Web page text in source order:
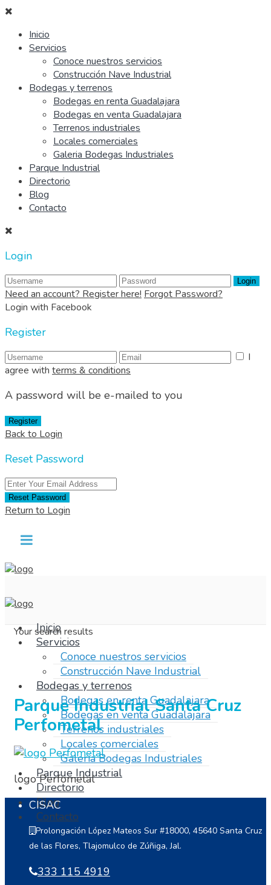
Inicio
Servicios
Conoce nuestros servicios
Construcción Nave Industrial
Bodegas y terrenos
Bodegas en renta Guadalajara
Bodegas en venta Guadalajara
Terrenos industriales
Locales comerciales
Galeria Bodegas Industriales
Parque Industrial
Directorio
Blog
Contacto
Login
Login
Need an account? Register here! Forgot Password?
Login with Facebook
Register
I
agree with terms & conditions
A password will be e-mailed to you
Register
Back to Login
Reset Password
Reset Password
Return to Login
Inicio
Servicios
Conoce nuestros servicios
Construcción Nave Industrial
Bodegas y terrenos
Bodegas en renta Guadalajara
Bodegas en venta Guadalajara
Terrenos industriales
Locales comerciales
Galeria Bodegas Industriales
Parque Industrial
Directorio
Blog
Contacto
Your search results
Parque Industrial Santa Cruz
Perfometal
logo Perfometal
CISAC
Prolongación López Mateos Sur #18000, 45640 Santa Cruz
de las Flores, Tlajomulco de Zúñiga, Jal.
333 115 4919